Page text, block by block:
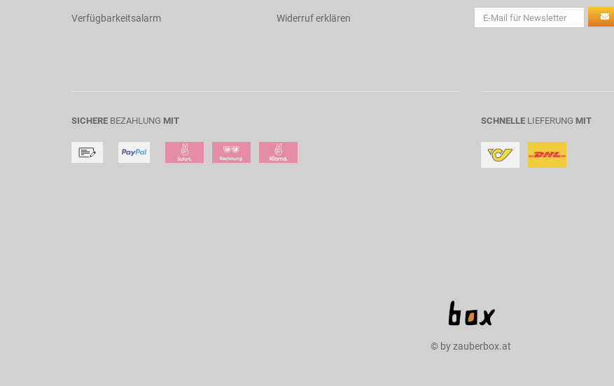
Verfügbarkeitsalarm Widerruf erklären
SICHERE BEZAHLUNG MIT SCHNELLE LIEFERUNG MIT
© by zauberbox.at